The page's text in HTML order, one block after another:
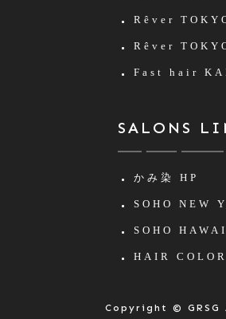
Rêver
Rêver
Fast hair
SALONS
かみ染 HP
SOHO NEW
SOHO
HAIR
Copyright ©